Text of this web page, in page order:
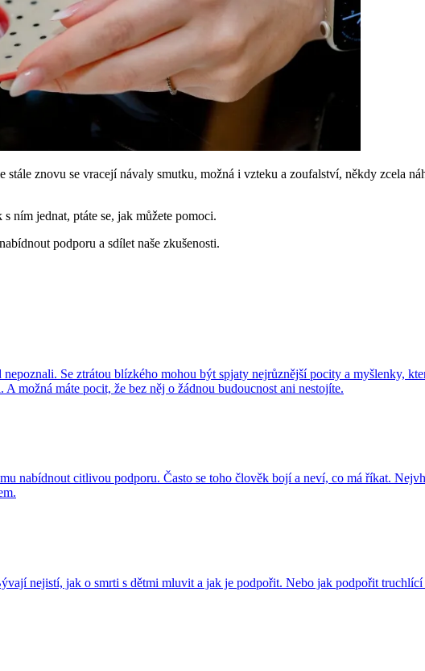
znovu se vracejí návaly smutku, možná i vzteku a zoufalství, někdy zcela
ním jednat, ptáte se, jak můžete pomoci.
podporu a sdílet naše zkušenosti.
Se ztrátou blízkého mohou být spjaty nejrůznější pocity a myšlenky,
možná máte pocit, že bez něj o žádnou budoucnost ani nestojíte.
nabídnout citlivou podporu. Často se toho člověk bojí a neví, co má říkat.
nejistí, jak o smrti s dětmi mluvit a jak je podpořit. Nebo jak podpořit